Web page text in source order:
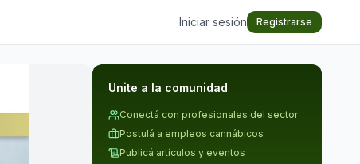
Iniciar sesión Registrarse
Unite a la comunidad
Conectá con profesionales del sector
Postulá a empleos cannábicos
Publicá artículos y eventos